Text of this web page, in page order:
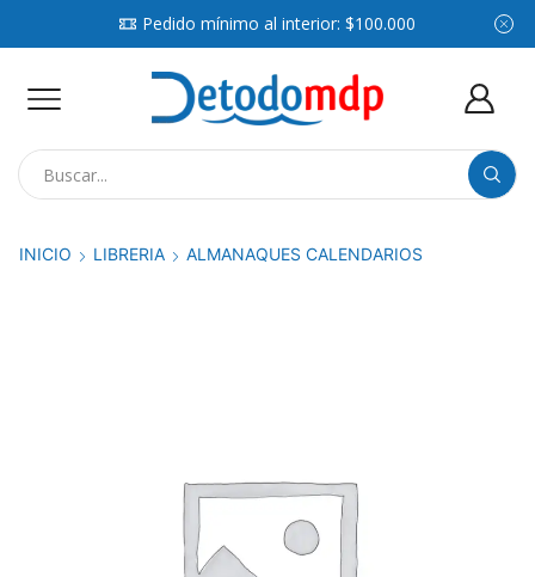
Pedido mínimo al interior: $100.000
INICIO LIBRERIA ALMANAQUES CALENDARIOS